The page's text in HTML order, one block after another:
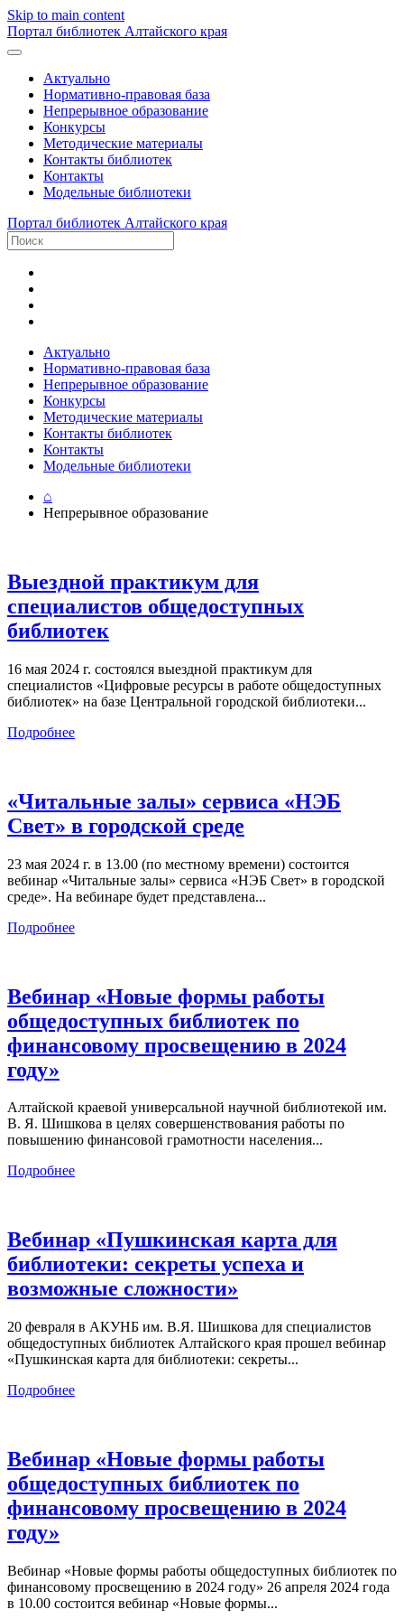
Skip to main content
Портал библиотек Алтайского края
Актуально
Нормативно-правовая база
Непрерывное образование
Конкурсы
Методические материалы
Контакты библиотек
Контакты
Модельные библиотеки
Портал библиотек Алтайского края
Актуально
Нормативно-правовая база
Непрерывное образование
Конкурсы
Методические материалы
Контакты библиотек
Контакты
Модельные библиотеки
⌂
Непрерывное образование
Выездной практикум для
специалистов общедоступных
библиотек
16 мая 2024 г. состоялся выездной практикум для
специалистов «Цифровые ресурсы в работе общедоступных
библиотек» на базе Центральной городской библиотеки...
Подробнее
«Читальные залы» сервиса «НЭБ
Свет» в городской среде
23 мая 2024 г. в 13.00 (по местному времени) состоится
вебинар «Читальные залы» сервиса «НЭБ Свет» в городской
среде». На вебинаре будет представлена...
Подробнее
Вебинар «Новые формы работы
общедоступных библиотек по
финансовому просвещению в 2024
году»
Алтайской краевой универсальной научной библиотекой им.
В. Я. Шишкова в целях совершенствования работы по
повышению финансовой грамотности населения...
Подробнее
Вебинар «Пушкинская карта для
библиотеки: секреты успеха и
возможные сложности»
20 февраля в АКУНБ им. В.Я. Шишкова для специалистов
общедоступных библиотек Алтайского края прошел вебинар
«Пушкинская карта для библиотеки: секреты...
Подробнее
Вебинар «Новые формы работы
общедоступных библиотек по
финансовому просвещению в 2024
году»
Вебинар «Новые формы работы общедоступных библиотек по
финансовому просвещению в 2024 году» 26 апреля 2024 года
в 10.00 состоится вебинар «Новые формы...